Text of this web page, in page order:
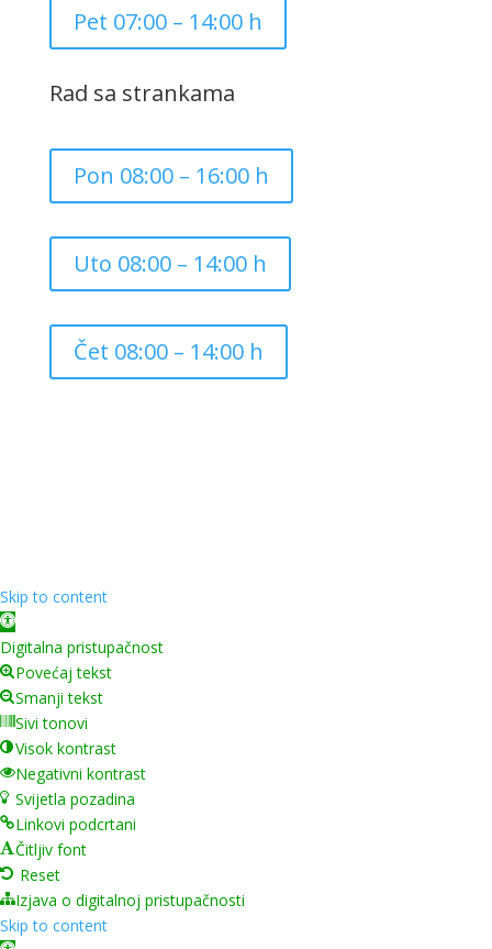
Pet 07:00 – 14:00 h
Rad sa strankama
Pon 08:00 – 16:00 h
Uto 08:00 – 14:00 h
Čet 08:00 – 14:00 h
Skip to content
Open toolbar
Digitalna pristupačnost
Povećaj tekst
Smanji tekst
Sivi tonovi
Visok kontrast
Negativni kontrast
Svijetla pozadina
Linkovi podcrtani
Čitljiv font
Reset
Izjava o digitalnoj pristupačnosti
Skip to content